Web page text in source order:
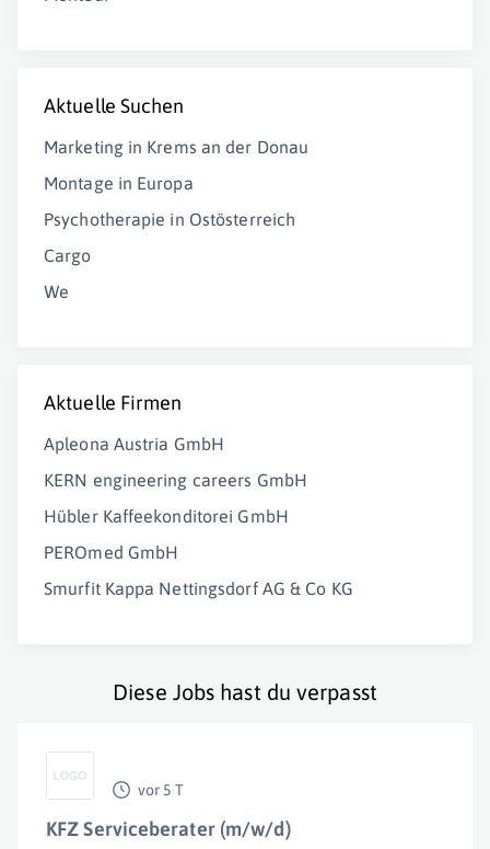
Aktuelle Suchen
Marketing in Krems an der Donau
Montage in Europa
Psychotherapie in Ostösterreich
Cargo
We
Aktuelle Firmen
Apleona Austria GmbH
KERN engineering careers GmbH
Hübler Kaffeekonditorei GmbH
PEROmed GmbH
Smurfit Kappa Nettingsdorf AG & Co KG
Diese Jobs hast du verpasst
vor 5 T
KFZ Serviceberater (m/w/d)